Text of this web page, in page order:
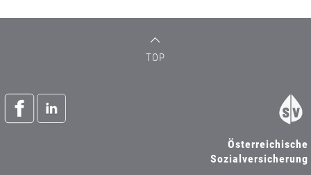
TOP
Österreichische
Sozialversicherung